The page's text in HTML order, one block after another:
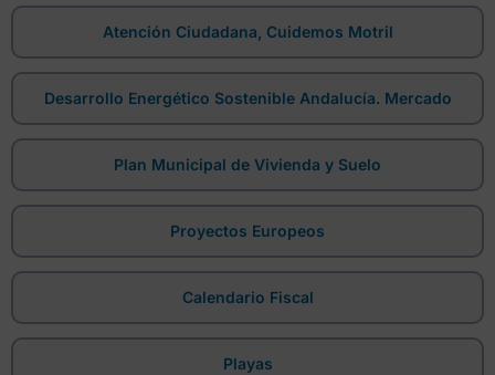
Atención Ciudadana, Cuidemos Motril
Desarrollo Energético Sostenible Andalucía. Mercado
Plan Municipal de Vivienda y Suelo
Proyectos Europeos
Calendario Fiscal
Playas